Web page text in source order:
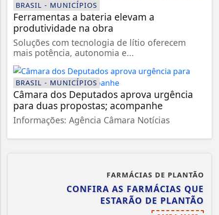
BRASIL - MUNICÍPIOS
Ferramentas a bateria elevam a
produtividade na obra
Soluções com tecnologia de lítio oferecem
mais potência, autonomia e...
BRASIL - MUNICÍPIOS
Câmara dos Deputados aprova urgência
para duas propostas; acompanhe
Informações: Agência Câmara Notícias
FARMÁCIAS DE PLANTÃO
CONFIRA AS FARMÁCIAS QUE
ESTARÃO DE PLANTÃO